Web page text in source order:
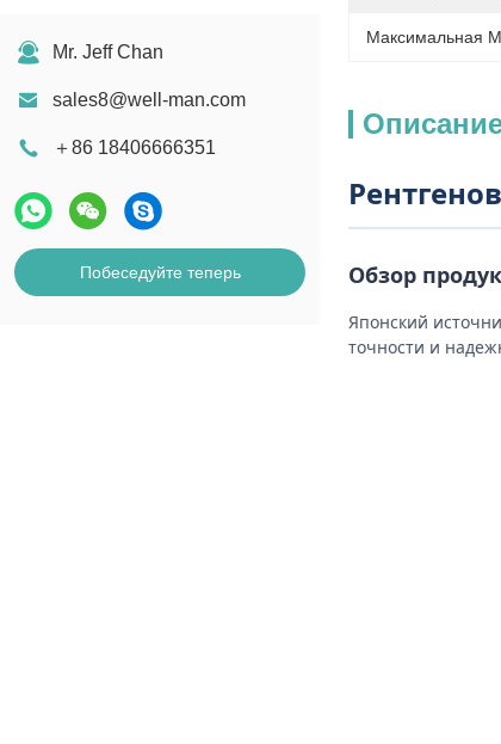
Mr. Jeff Chan
sales8@well-man.com
＋86 18406666351
Побеседуйте теперь
Максимальная
Обзор
Японский
точности и